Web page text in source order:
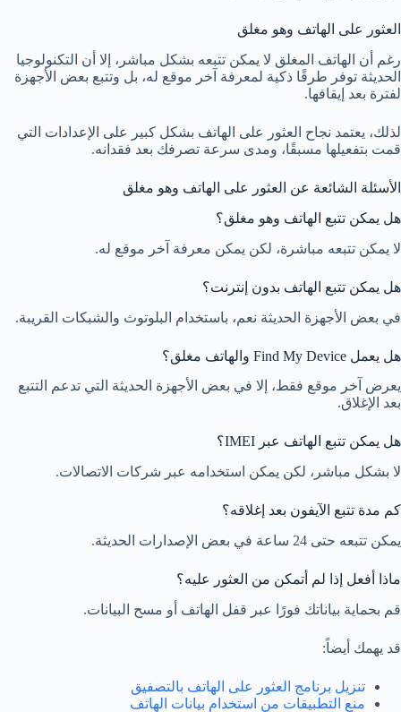
العثور على الهاتف وهو مغلق
رغم أن الهاتف المغلق لا يمكن تتبعه بشكل مباشر، إلا أن التكنولوجيا
الحديثة توفر طرقًا ذكية لمعرفة آخر موقع له، بل وتتبع بعض الأجهزة
لفترة بعد إيقافها.
لذلك، يعتمد نجاح العثور على الهاتف بشكل كبير على الإعدادات التي
قمت بتفعيلها مسبقًا، ومدى سرعة تصرفك بعد فقدانه.
الأسئلة الشائعة عن العثور على الهاتف وهو مغلق
هل يمكن تتبع الهاتف وهو مغلق؟
لا يمكن تتبعه مباشرة، لكن يمكن معرفة آخر موقع له.
هل يمكن تتبع الهاتف بدون إنترنت؟
في بعض الأجهزة الحديثة نعم، باستخدام البلوتوث والشبكات القريبة.
هل يعمل Find My Device والهاتف مغلق؟
يعرض آخر موقع فقط، إلا في بعض الأجهزة الحديثة التي تدعم التتبع
بعد الإغلاق.
هل يمكن تتبع الهاتف عبر IMEI؟
لا بشكل مباشر، لكن يمكن استخدامه عبر شركات الاتصالات.
كم مدة تتبع الآيفون بعد إغلاقه؟
يمكن تتبعه حتى 24 ساعة في بعض الإصدارات الحديثة.
ماذا أفعل إذا لم أتمكن من العثور عليه؟
قم بحماية بياناتك فورًا عبر قفل الهاتف أو مسح البيانات.
قد يهمك أيضاً:
تنزيل برنامج العثور على الهاتف بالتصفيق
منع التطبيقات من استخدام بيانات الهاتف